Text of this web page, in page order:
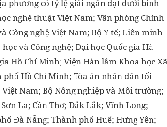
phương có tỷ lệ giải ngân đạt dưới bình
nghệ thuật Việt Nam; Văn phòng Chính
Công nghệ Việt Nam; Bộ Y tế; Liên minh
và Công nghệ; Đại học Quốc gia Hà
Hồ Chí Minh; Viện Hàn lâm Khoa học Xã
Hồ Chí Minh; Tòa án nhân dân tối
Nam; Bộ Nông nghiệp và Môi trường;
La; Cần Thơ; Đắk Lắk; Vĩnh Long;
Đà Nẵng; Thành phố Huế; Hưng Yên;